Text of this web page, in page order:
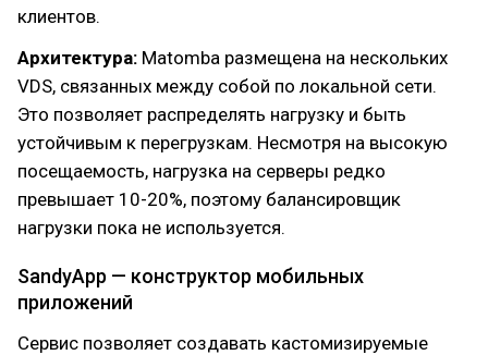
клиентов.
Архитектура: Matomba размещена на нескольких
VDS, связанных между собой по локальной сети.
Это позволяет распределять нагрузку и быть
устойчивым к перегрузкам. Несмотря на высокую
посещаемость, нагрузка на серверы редко
превышает 10-20%, поэтому балансировщик
нагрузки пока не используется.
SandyApp — конструктор мобильных
приложений
Сервис позволяет создавать кастомизируемые